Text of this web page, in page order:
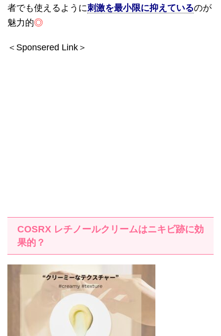
者でも使えるように刺激を最小限に抑えているのが
魅力的◎
＜Sponsered Link＞
COSRX レチノールクリームはニキビ跡に効
果的？